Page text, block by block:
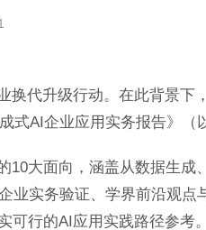
换代升级行动。在此背景下
式AI企业应用实务报告》（
10大面向，涵盖从数据生
业实务验证、学界前沿观
可行的AI应用实践路径参考。